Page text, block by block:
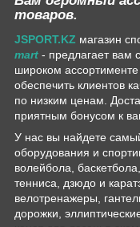
товаров.
JSPORT.KZ магазин
mart - предлагает вам
широком
обеспечить клиентов
по низким ценам.
приятным бонусом к
У нас вы найдете
оборудования и
волейбола,
тенниса, дзюдо и
велотренажеры,
дорожки,